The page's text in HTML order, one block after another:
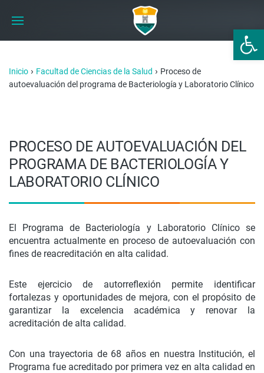
Abrir
Inicio › Facultad de Ciencias de la Salud › Proceso de
autoevaluación del programa de Bacteriología y Laboratorio Clínico
PROCESO DE AUTOEVALUACIÓN DEL
PROGRAMA DE BACTERIOLOGÍA Y
LABORATORIO CLÍNICO
El Programa de Bacteriología y Laboratorio Clínico se
encuentra actualmente en proceso de autoevaluación con
fines de reacreditación en alta calidad.
Este ejercicio de autorreflexión permite identificar
fortalezas y oportunidades de mejora, con el propósito de
garantizar la excelencia académica y renovar la
acreditación de alta calidad.
Con una trayectoria de 68 años en nuestra Institución, el
Programa fue acreditado por primera vez en alta calidad en